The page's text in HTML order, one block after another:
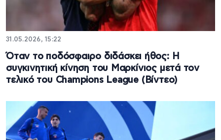
31.05.2026, 15:22
Όταν το ποδόσφαιρο διδάσκει ήθος: Η
συγκινητική κίνηση του Μαρκίνιος μετά τον
τελικό του Champions League (Βίντεο)